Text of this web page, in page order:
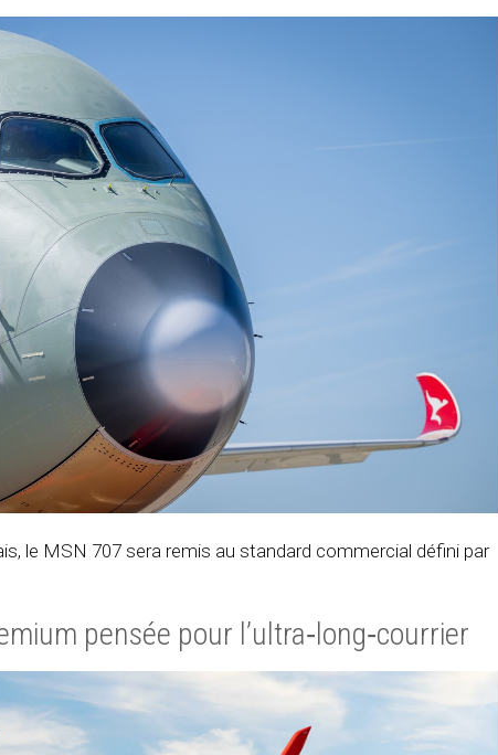
le MSN 707 sera remis au standard commercial défini par
pensée pour l’ultra‑long‑courrier